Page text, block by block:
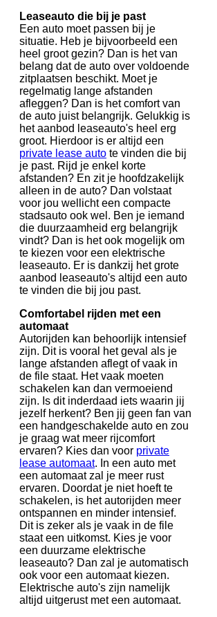
Leaseauto die bij je past
Een auto moet passen bij je
situatie. Heb je bijvoorbeeld een
heel groot gezin? Dan is het van
belang dat de auto over voldoende
zitplaatsen beschikt. Moet je
regelmatig lange afstanden
afleggen? Dan is het comfort van
de auto juist belangrijk. Gelukkig is
het aanbod leaseauto's heel erg
groot. Hierdoor is er altijd een
private lease auto te vinden die bij
je past. Rijd je enkel korte
afstanden? En zit je hoofdzakelijk
alleen in de auto? Dan volstaat
voor jou wellicht een compacte
stadsauto ook wel. Ben je iemand
die duurzaamheid erg belangrijk
vindt? Dan is het ook mogelijk om
te kiezen voor een elektrische
leaseauto. Er is dankzij het grote
aanbod leaseauto's altijd een auto
te vinden die bij jou past.
Comfortabel rijden met een
automaat
Autorijden kan behoorlijk intensief
zijn. Dit is vooral het geval als je
lange afstanden aflegt of vaak in
de file staat. Het vaak moeten
schakelen kan dan vermoeiend
zijn. Is dit inderdaad iets waarin jij
jezelf herkent? Ben jij geen fan van
een handgeschakelde auto en zou
je graag wat meer rijcomfort
ervaren? Kies dan voor private
lease automaat. In een auto met
een automaat zal je meer rust
ervaren. Doordat je niet hoeft te
schakelen, is het autorijden meer
ontspannen en minder intensief.
Dit is zeker als je vaak in de file
staat een uitkomst. Kies je voor
een duurzame elektrische
leaseauto? Dan zal je automatisch
ook voor een automaat kiezen.
Elektrische auto's zijn namelijk
altijd uitgerust met een automaat.